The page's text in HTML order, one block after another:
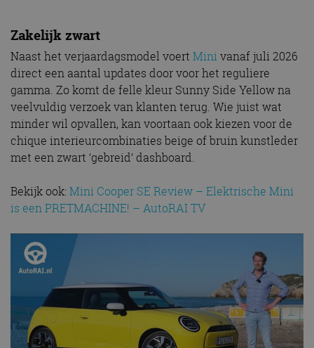
Zakelijk zwart
Naast het verjaardagsmodel voert Mini vanaf juli 2026
direct een aantal updates door voor het reguliere
gamma. Zo komt de felle kleur Sunny Side Yellow na
veelvuldig verzoek van klanten terug. Wie juist wat
minder wil opvallen, kan voortaan ook kiezen voor de
chique interieurcombinaties beige of bruin kunstleder
met een zwart ‘gebreid’ dashboard.
Bekijk ook: Mini Cooper SE Review – Elektrische Mini
is een PRETMACHINE! – AutoRAI TV